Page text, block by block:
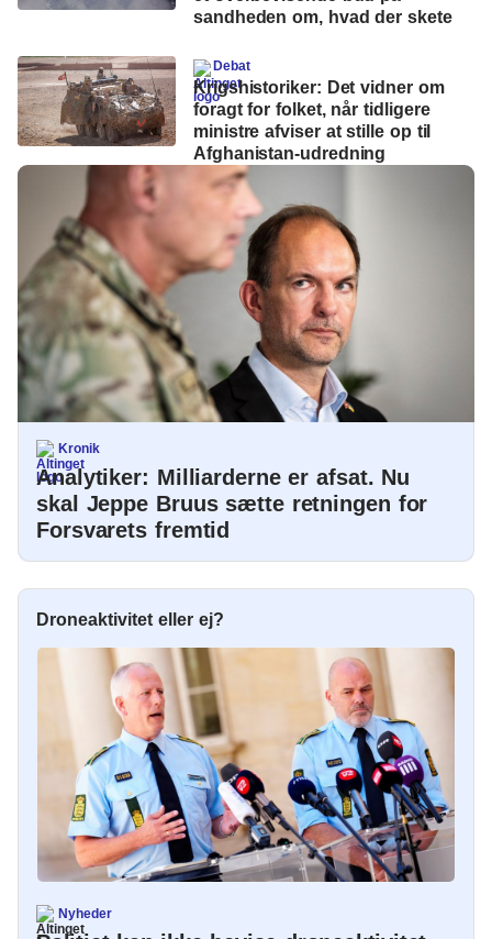
sandheden om, hvad der skete
Debat
Krigshistoriker: Det vidner om
foragt for folket, når tidligere
ministre afviser at stille op til
Afghanistan-udredning
Kronik
Analytiker: Milliarderne er afsat. Nu
skal Jeppe Bruus sætte retningen for
Forsvarets fremtid
Droneaktivitet eller ej?
Nyheder